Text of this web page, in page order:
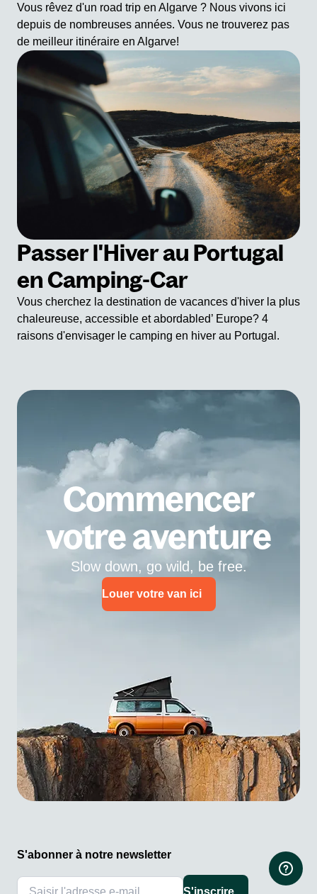
Vous rêvez d'un road trip en Algarve ? Nous vivons ici
depuis de nombreuses années. Vous ne trouverez pas
de meilleur itinéraire en Algarve!
Passer l'Hiver au Portugal
en Camping-Car
Vous cherchez la destination de vacances d'hiver la plus
chaleureuse, accessible et abordabled’ Europe? 4
raisons d'envisager le camping en hiver au Portugal.
Commencer
votre aventure
Slow down, go wild, be free.
Louer votre van ici
S'abonner à notre newsletter
S'inscrire